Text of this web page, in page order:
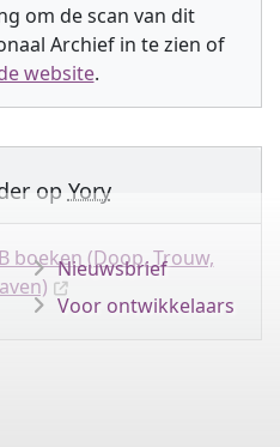
om de scan van dit
Archief in te zien of
website.
op Yory
boeken (Doop, Trouw,
Nieuwsbrief
Voor ontwikkelaars